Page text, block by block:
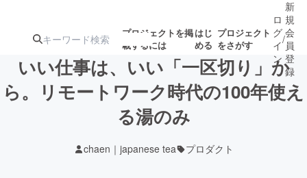
プロジェクトを掲
載するには
はじ
める
プロジェクト
をさがす
注目の新着プロ募集終了が近いプ
ロ
グ
イ
ン
/
新
規
会
員
登
録
いい仕事は、いい「一区切り」か
ら。リモートワーク時代の100年使え
る湯のみ
chaen｜japanese tea プロダクト